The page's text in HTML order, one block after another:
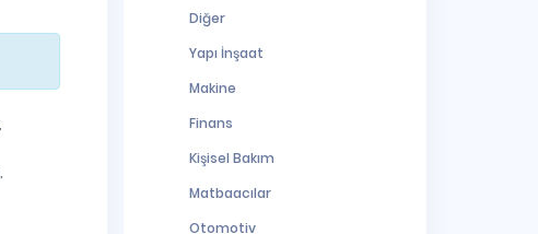
Diğer
Yapı İnşaat
Makine
Finans
Kişisel Bakım
Matbaacılar
Otomotiv